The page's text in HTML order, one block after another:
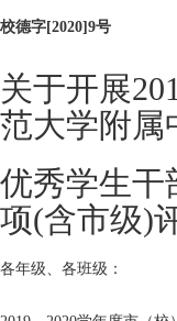
校德字[2020]9号
关于开展
范大学附属
优秀学生干
项(含市级)
各年级、各班级：